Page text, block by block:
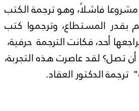
فاشلاً، وهو ترجمة الكتب
بقدر المستطاع، وترجموا كتب
أحد، فكانت الترجمة حرفية،
تصل؟ لقد عاصرت هذه التجربة،
الدكتور العقاد.